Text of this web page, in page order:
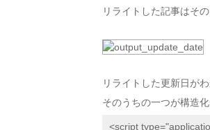
リライトした記事はそ
リライトした更新日が
そのうちの一つが構造
<script